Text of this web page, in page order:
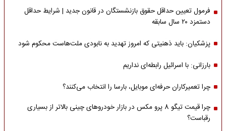
فرمول تعیین حداقل حقوق بازنشستگان در قانون جدید | شرایط حداقل
دستمزد ۲۰ سال سابقه
پزشکیان: باید ذهنیتی که امروز تهدید به نابودی ملت‌هاست محکوم شود
بارزانی: با اسرائیل رابطه‌ای نداریم
چرا تعمیرکاران حرفه‌ای موبایل، بارسا را انتخاب می‌کنند؟
چرا قیمت تیگو 8 پرو مکس در بازار خودروهای چینی بالاتر از بسیاری
رقباست؟